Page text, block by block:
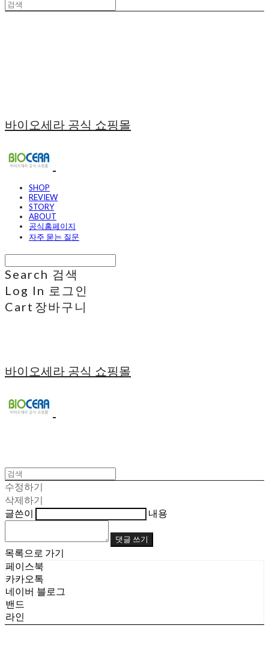
바이오세라 공식 쇼핑몰
SHOP
REVIEW
STORY
ABOUT
공식홈페이지
자주 묻는 질문
Search 검색
Log In 로그인
Cart 장바구니
바이오세라 공식 쇼핑몰
수정하기
삭제하기
글쓴이
내용
댓글 쓰기
목록으로 가기
페이스북
카카오톡
네이버 블로그
밴드
라인